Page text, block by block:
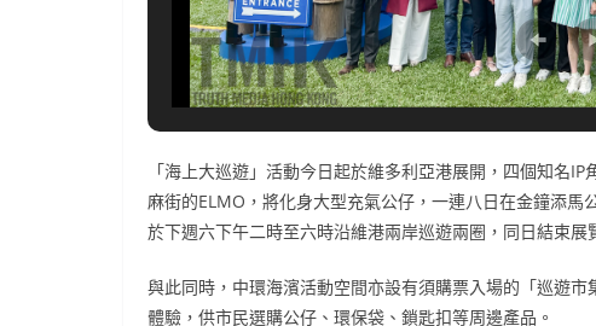
「海上大巡遊」活動今日起於維多利亞港展開，四個知名
麻街的ELMO，將化身大型充氣公仔，一連八日在金鐘添
於下週六下午二時至六時沿維港兩岸巡遊兩圈，同日結束展
與此同時，中環海濱活動空間亦設有須購票入場的「巡遊
體驗，供市民選購公仔、環保袋、鎖匙扣等周邊產品。